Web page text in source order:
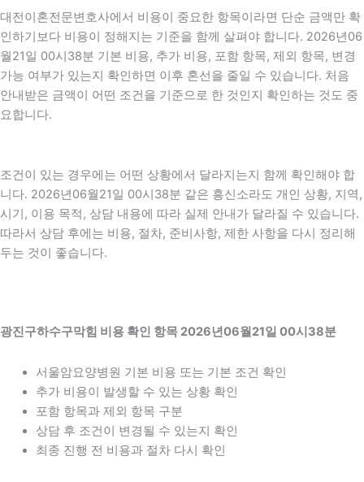
대전이혼전문변호사에서 비용이 중요한 항목이라면 단순 금액만 확
인하기보다 비용이 정해지는 기준을 함께 살펴야 합니다. 2026년06
월21일 00시38분 기본 비용, 추가 비용, 포함 항목, 제외 항목, 변경
가능 여부가 있는지 확인하면 이후 혼선을 줄일 수 있습니다. 처음
안내받은 금액이 어떤 조건을 기준으로 한 것인지 확인하는 것도 중
요합니다.
조건이 있는 경우에는 어떤 상황에서 달라지는지 함께 확인해야 합
니다. 2026년06월21일 00시38분 같은 흥신소라도 개인 상황, 지역,
시기, 이용 목적, 상담 내용에 따라 실제 안내가 달라질 수 있습니다.
따라서 상담 후에는 비용, 절차, 준비사항, 제한 사항을 다시 정리해
두는 것이 좋습니다.
광진구하수구막힘 비용 확인 항목 2026년06월21일 00시38분
서울암요양병원 기본 비용 또는 기본 조건 확인
추가 비용이 발생할 수 있는 상황 확인
포함 항목과 제외 항목 구분
상담 후 조건이 변경될 수 있는지 확인
최종 진행 전 비용과 절차 다시 확인